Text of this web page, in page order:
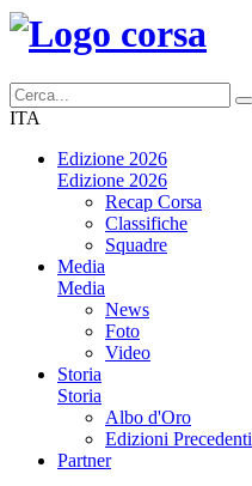
ITA
Edizione 2026
Edizione 2026
Recap Corsa
Classifiche
Squadre
Media
Media
News
Foto
Video
Storia
Storia
Albo d'Oro
Edizioni Precedenti
Partner